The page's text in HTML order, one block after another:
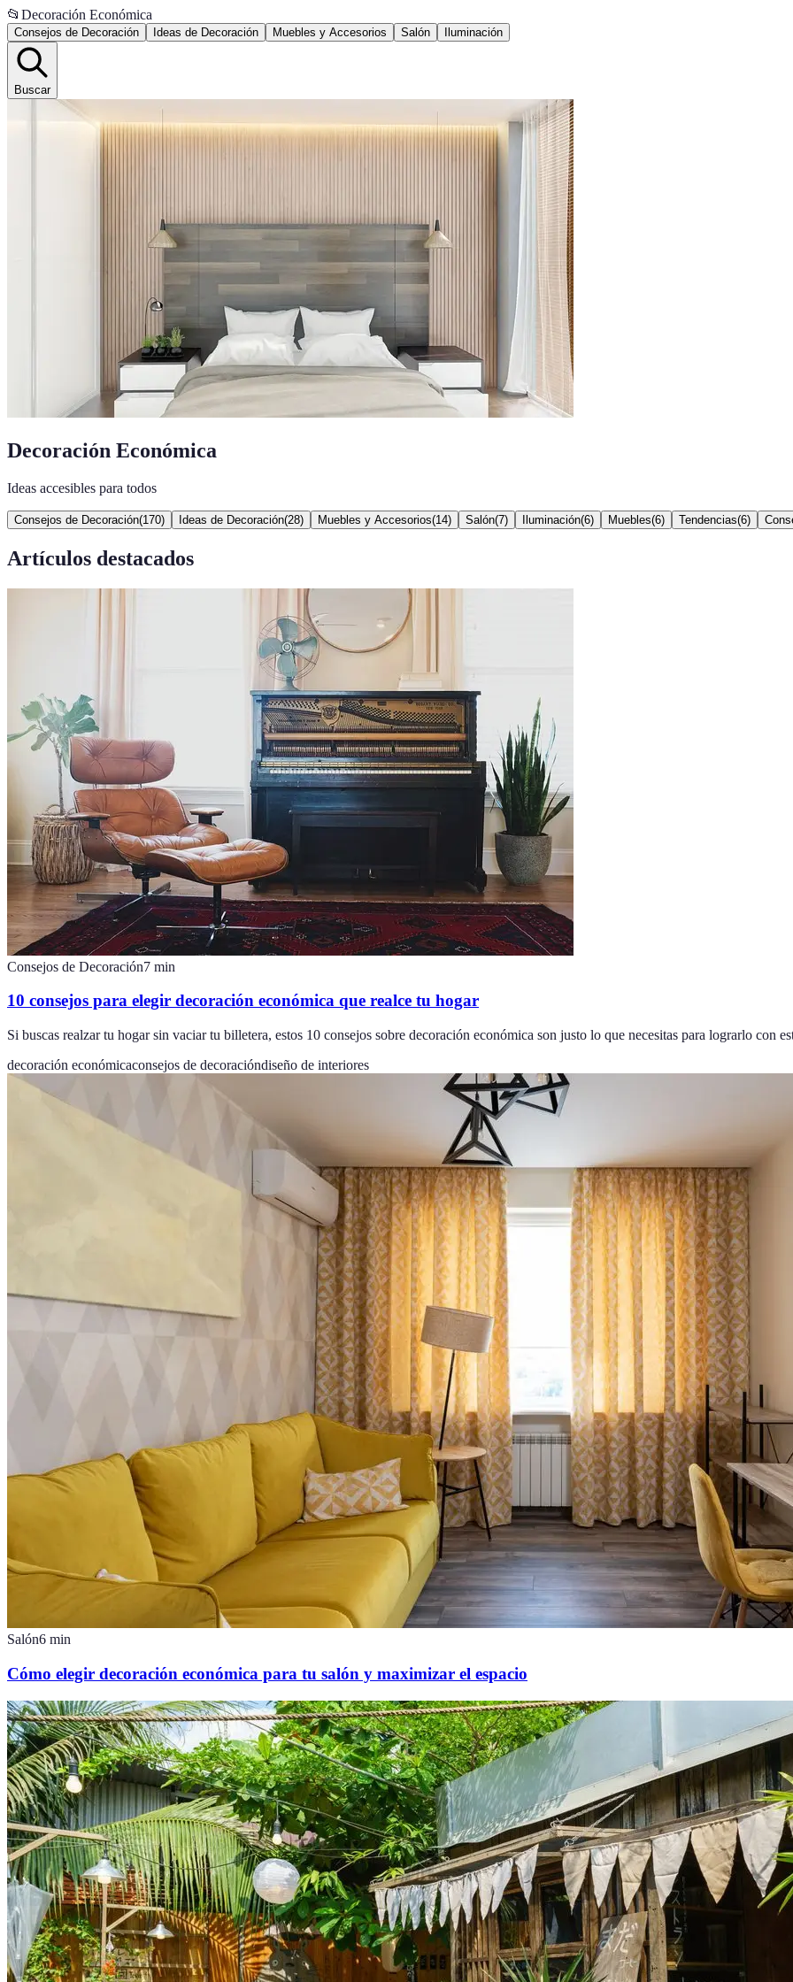
📂 Decoración Económica
Consejos de Decoración Ideas de Decoración Muebles y Accesorios Salón Iluminación
Buscar
Decoración Económica
Ideas accesibles para todos
Consejos de Decoración(170) Ideas de Decoración(28) Muebles y Accesorios(14) Salón(7) Iluminación(6) Muebles(6) Tendencias(6)
Artículos destacados
Consejos de Decoración7 min
10 consejos para elegir decoración económica que realce tu hogar
Si buscas realzar tu hogar sin vaciar tu billetera, estos 10 consejos sobre decoración económica son justo lo que necesitas para lograrlo con
decoración económicaconsejos de decoracióndiseño de interiores
Salón6 min
Cómo elegir decoración económica para tu salón y maximizar el espacio